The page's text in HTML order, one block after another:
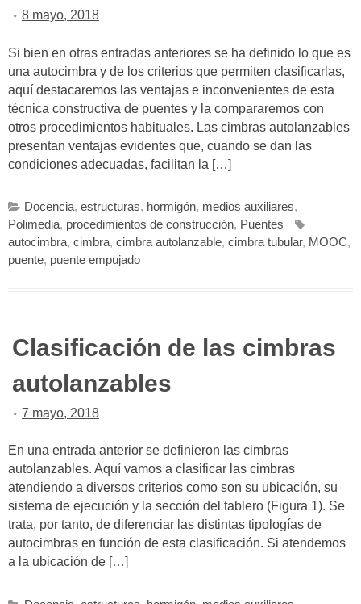
8 mayo, 2018
Si bien en otras entradas anteriores se ha definido lo que es
una autocimbra y de los criterios que permiten clasificarlas,
aquí destacaremos las ventajas e inconvenientes de esta
técnica constructiva de puentes y la compararemos con
otros procedimientos habituales. Las cimbras autolanzables
presentan ventajas evidentes que, cuando se dan las
condiciones adecuadas, facilitan la […]
Docencia, estructuras, hormigón, medios auxiliares,
Polimedia, procedimientos de construcción, Puentes
autocimbra, cimbra, cimbra autolanzable, cimbra tubular, MOOC,
puente, puente empujado
Clasificación de las cimbras
autolanzables
7 mayo, 2018
En una entrada anterior se definieron las cimbras
autolanzables. Aquí vamos a clasificar las cimbras
atendiendo a diversos criterios como son su ubicación, su
sistema de ejecución y la sección del tablero (Figura 1). Se
trata, por tanto, de diferenciar las distintas tipologías de
autocimbras en función de esta clasificación. Si atendemos
a la ubicación de […]